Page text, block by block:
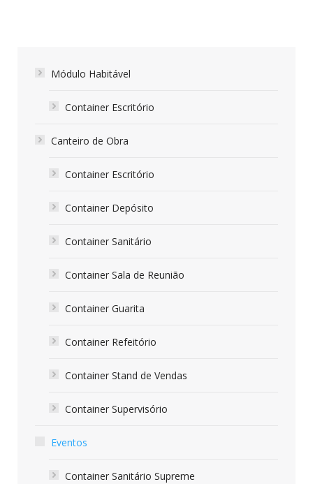
Módulo Habitável
Container Escritório
Canteiro de Obra
Container Escritório
Container Depósito
Container Sanitário
Container Sala de Reunião
Container Guarita
Container Refeitório
Container Stand de Vendas
Container Supervisório
Eventos
Container Sanitário Supreme